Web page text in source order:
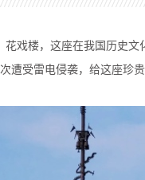
花戏楼，这座在我国历史文
遭受雷电侵袭，给这座珍